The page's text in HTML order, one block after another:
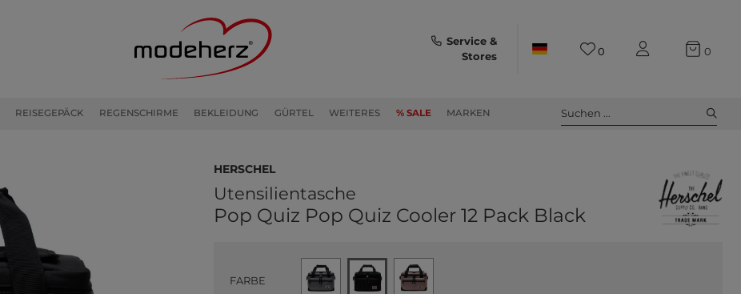
REISEGEPÄCK REGENSCHIRME BEKLEIDUNG GÜRTEL WEITERES % SALE MARKEN
Service &
Stores
0 0
Suchen ...
Herschel
Utensilientasche
Pop Quiz Pop Quiz Cooler 12 Pack Black
FARBE